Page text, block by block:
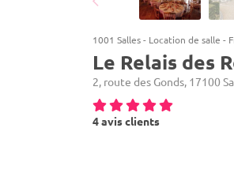
1001 Salles- Location de salle -
Le Relais des
2, route des Gonds, 17100
4 avis clients